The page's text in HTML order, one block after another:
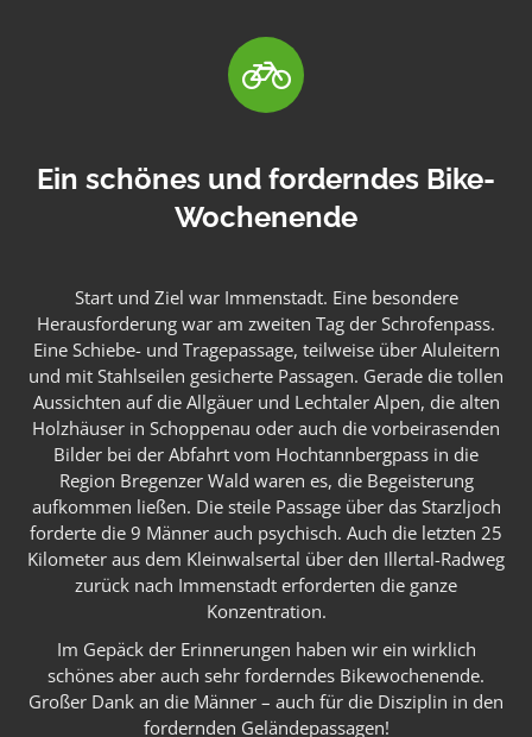
Ein schönes und forderndes Bike-
Wochenende
Start und Ziel war Immenstadt. Eine besondere
Herausforderung war am zweiten Tag der Schrofenpass.
Eine Schiebe- und Tragepassage, teilweise über Aluleitern
und mit Stahlseilen gesicherte Passagen. Gerade die tollen
Aussichten auf die Allgäuer und Lechtaler Alpen, die alten
Holzhäuser in Schoppenau oder auch die vorbeirasenden
Bilder bei der Abfahrt vom Hochtannbergpass in die
Region Bregenzer Wald waren es, die Begeisterung
aufkommen ließen. Die steile Passage über das Starzljoch
forderte die 9 Männer auch psychisch. Auch die letzten 25
Kilometer aus dem Kleinwalsertal über den Illertal-Radweg
zurück nach Immenstadt erforderten die ganze
Konzentration.
Im Gepäck der Erinnerungen haben wir ein wirklich
schönes aber auch sehr forderndes Bikewochenende.
Großer Dank an die Männer – auch für die Disziplin in den
fordernden Geländepassagen!